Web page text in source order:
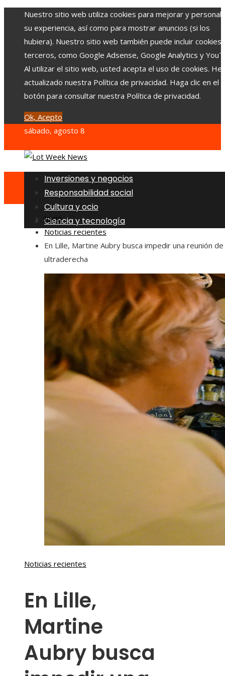
Nuestro sitio web utiliza cookies para mejorar y
su experiencia, así como para mostrar anuncios (si los
hubiera). Nuestro sitio web también puede incluir cookies
terceros, como Google Adsense, Google Analytics y
Al utilizar el sitio web, usted acepta el uso de cookies.
actualizado nuestra Política de privacidad. Haga clic en el
botón para consultar nuestra Política de privacidad.
Ok, Acepto
sábado, agosto 8
Inversiones y negocios
Responsabilidad social
Cultura y ocio
Ciencia y tecnología
Inicio
Noticias recientes
En Lille, Martine Aubry busca impedir una reunión de
ultraderecha
Noticias recientes
En Lille,
Martine
Aubry busca